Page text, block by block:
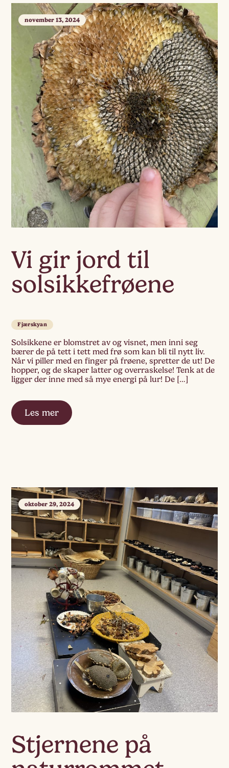
Vi gir jord til
solsikkefrøene
november 13, 2024
Fjærskyan
Solsikkene er blomstret av og visnet, men inni seg
bærer de på tett i tett med frø som kan bli til nytt liv.
Når vi piller med en finger på frøene, spretter de ut! De
hopper, og de skaper latter og overraskelse! Tenk at de
ligger der inne med så mye energi på lur! De […]
Les mer
Stjernene på
oktober 29, 2024